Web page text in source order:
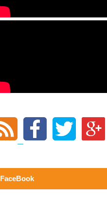
FaceBook